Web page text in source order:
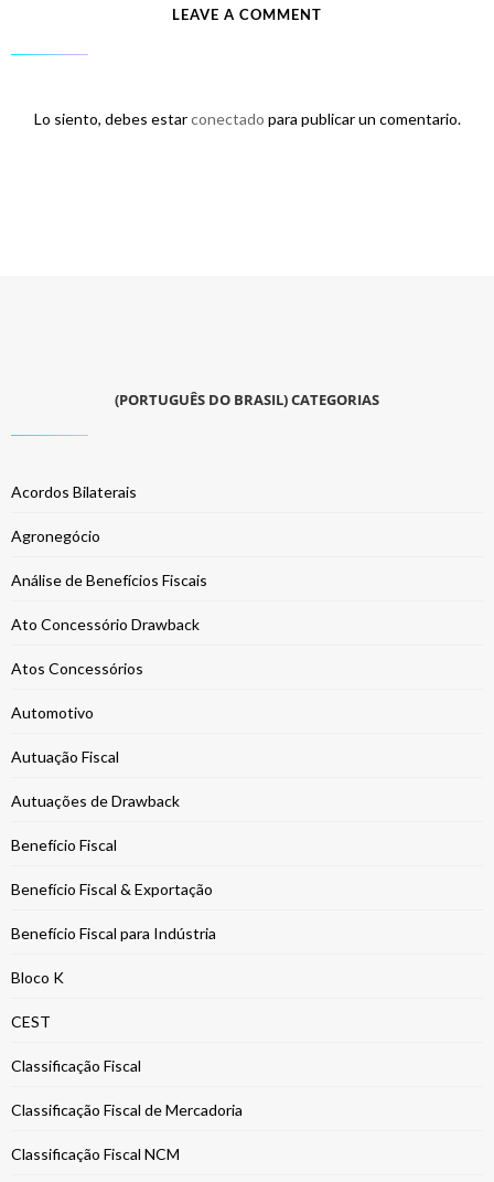
LEAVE A COMMENT
Lo siento, debes estarconectado para publicar un comentario.
(PORTUGUÊS DO BRASIL) CATEGORIAS
Acordos Bilaterais
Agronegócio
Análise de Benefícios Fiscais
Ato Concessório Drawback
Atos Concessórios
Automotivo
Autuação Fiscal
Autuações de Drawback
Benefício Fiscal
Benefício Fiscal & Exportação
Benefício Fiscal para Indústria
Bloco K
CEST
Classificação Fiscal
Classificação Fiscal de Mercadoria
Classificação Fiscal NCM